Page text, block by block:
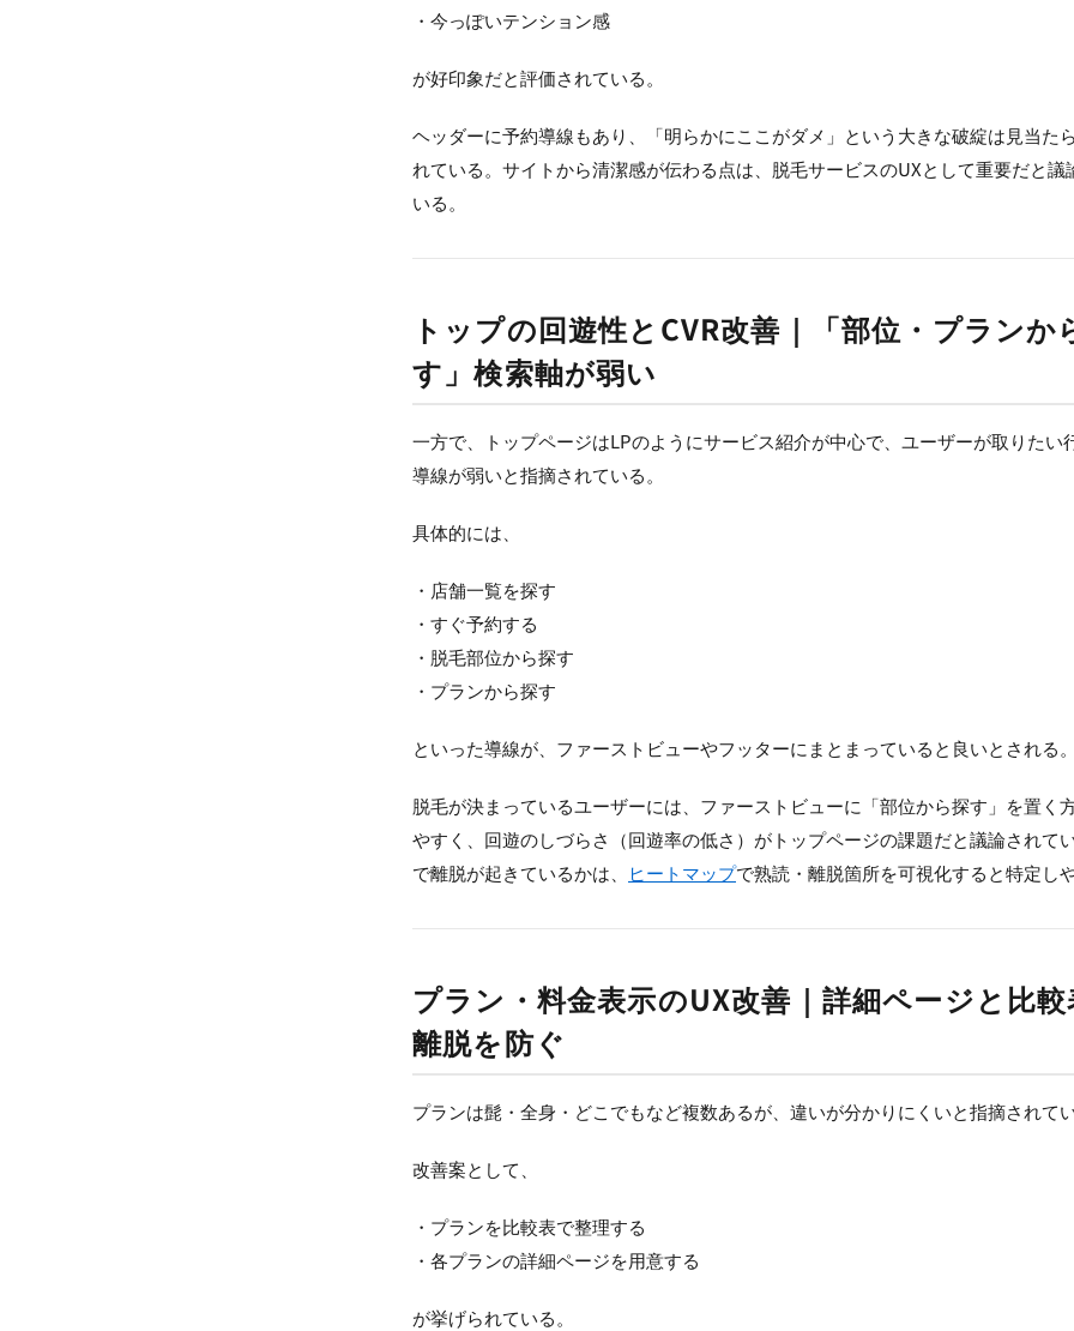
・今っぽいテンション感
が好印象だと評価されている。
ヘッダーに予約導線もあり、「明らかにここがダメ」という大きな破綻は見当た
れている。サイトから清潔感が伝わる点は、脱毛サービスのUXとして重要だと議
いる。
トップの回遊性とCVR改善｜「部位・プランか
す」検索軸が弱い
一方で、トップページはLPのようにサービス紹介が中心で、ユーザーが取りたい
導線が弱いと指摘されている。
具体的には、
・店舗一覧を探す
・すぐ予約する
・脱毛部位から探す
・プランから探す
といった導線が、ファーストビューやフッターにまとまっていると良いとされる。
脱毛が決まっているユーザーには、ファーストビューに「部位から探す」を置く
やすく、回遊のしづらさ（回遊率の低さ）がトップページの課題だと議論されて
で離脱が起きているかは、
ヒートマップで熟読・離脱箇所を可視化すると特定しや
プラン・料金表示のUX改善｜詳細ページと比
離脱を防ぐ
プランは髭・全身・どこでもなど複数あるが、違いが分かりにくいと指摘されてい
改善案として、
・プランを比較表で整理する
・各プランの詳細ページを用意する
が挙げられている。